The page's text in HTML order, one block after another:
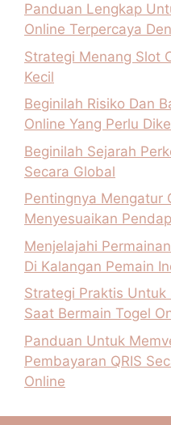
Panduan Lengkap
Online Terpercaya
Strategi Menang Slot
Kecil
Beginilah Risiko Dan
Online Yang Perlu
Beginilah Sejarah
Secara Global
Pentingnya Mengatur
Menyesuaikan
Menjelajahi
Di Kalangan Pemain
Strategi Praktis Untuk
Saat Bermain Togel
Panduan Untuk
Pembayaran QRIS
Online